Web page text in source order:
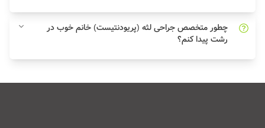
چطور متخصص جراحی لثه (پریودنتیست) خانم خوب در
رشت پیدا کنم؟